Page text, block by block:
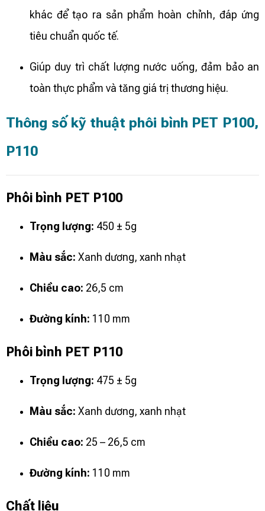
khác để tạo ra sản phẩm hoàn chỉnh, đáp ứng
tiêu chuẩn quốc tế.
Giúp duy trì chất lượng nước uống, đảm bảo an
toàn thực phẩm và tăng giá trị thương hiệu.
Thông số kỹ thuật phôi bình PET P100,
P110
Phôi bình PET P100
Trọng lượng: 450 ± 5g
Màu sắc: Xanh dương, xanh nhạt
Chiều cao: 26,5 cm
Đường kính: 110 mm
Phôi bình PET P110
Trọng lượng: 475 ± 5g
Màu sắc: Xanh dương, xanh nhạt
Chiều cao: 25 – 26,5 cm
Đường kính: 110 mm
Chất liệu